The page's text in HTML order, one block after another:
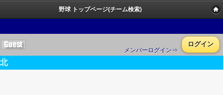
野球 トップページ(チーム検索)
メンバーログイン⇒
ログイン
北